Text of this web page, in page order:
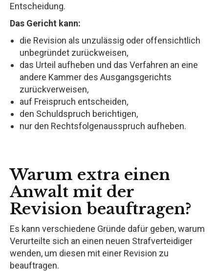
Entscheidung.
Das Gericht kann:
die Revision als unzulässig oder offensichtlich
unbegründet zurückweisen,
das Urteil aufheben und das Verfahren an eine
andere Kammer des Ausgangsgerichts
zurückverweisen,
auf Freispruch entscheiden,
den Schuldspruch berichtigen,
nur den Rechtsfolgenausspruch aufheben.
Warum extra einen
Anwalt mit der
Revision beauftragen?
Es kann verschiedene Gründe dafür geben, warum
Verurteilte sich an einen neuen Strafverteidiger
wenden, um diesen mit einer Revision zu
beauftragen.